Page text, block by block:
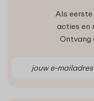
Als
acties en
Ontvang